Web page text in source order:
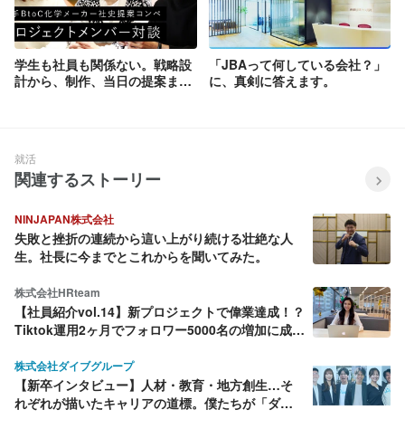
学生も社員も関係ない。戦略設
計から、制作、当日の提案ま
「JBAって何している会社？」
に、真剣に答えます。
就活
関連するストーリー
NINJAPAN株式会社
失敗と挫折の連続から這い上がり続ける壮絶な人
生。社長に今までとこれからを聞いてみた。
株式会社HRteam
【社員紹介vol.14】新プロジェクトで偉業達成！？
Tiktok運用2ヶ月でフォロワー5000名の増加に成
株式会社ダイブグループ
【新卒インタビュー】人材・教育・地方創生…そ
れぞれが描いたキャリアの道標。僕たちが「ダイ